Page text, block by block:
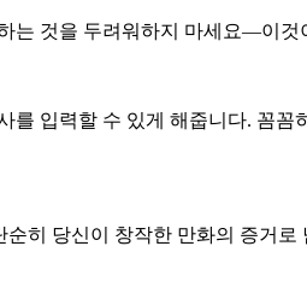
는 것을 두려워하지 마세요—이것
입력할 수 있게 해줍니다. 꼼꼼
히 당신이 창작한 만화의 증거로